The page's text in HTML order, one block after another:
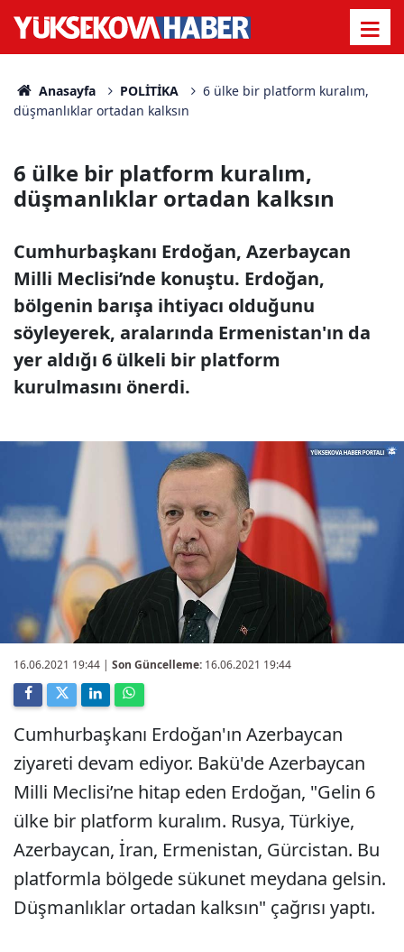
Anasayfa POLİTİKA
6 ülke bir platform kuralım,
düşmanlıklar ortadan kalksın
6 ülke bir platform kuralım,
düşmanlıklar ortadan kalksın
Cumhurbaşkanı Erdoğan, Azerbaycan
Milli Meclisi’nde konuştu. Erdoğan,
bölgenin barışa ihtiyacı olduğunu
söyleyerek, aralarında Ermenistan'ın da
yer aldığı 6 ülkeli bir platform
kurulmasını önerdi.
16.06.2021 19:44 | Son Güncelleme: 16.06.2021 19:44
Cumhurbaşkanı Erdoğan'ın Azerbaycan
ziyareti devam ediyor. Bakü'de Azerbaycan
Milli Meclisi’ne hitap eden Erdoğan, "Gelin 6
ülke bir platform kuralım. Rusya, Türkiye,
Azerbaycan, İran, Ermenistan, Gürcistan. Bu
platformla bölgede sükunet meydana gelsin.
Düşmanlıklar ortadan kalksın" çağrısı yaptı.